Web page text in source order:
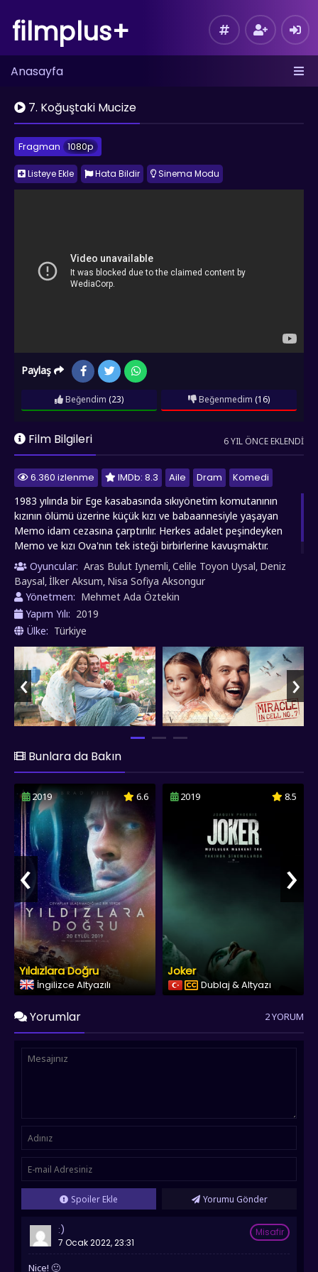
filmplus+
Anasayfa
7. Koğuştaki Mucize
Fragman 1080p
Listeye Ekle Hata Bildir Sinema Modu
Paylaş
Beğendim (23) Beğenmedim (16)
Film Bilgileri 6 YIL ÖNCE EKLENDI
6.360 izlenme IMDb: 8.3 Aile Dram
Komedi
1983 yılında bir Ege kasabasında sıkıyönetim komutanının
kızının ölümü üzerine küçük kızı ve babaannesiyle yaşayan
Memo idam cezasına çarptırılır. Herkes adalet peşindeyken
Memo ve kızı Ova'nın tek isteği birbirlerine kavuşmaktır.
Adaletin gerçekleşmesi için ise bir mucize gerekmektedir.
Oyuncular: Aras Bulut Iynemli,Celile Toyon Uysal, Deniz
Baysal,İlker Aksum, Nisa Sofiya Aksongur
Yönetmen: Mehmet Ada Öztekin
Yapım Yılı: 2019
Ülke: Türkiye
‹ ›
Bunlara da Bakın
2019 6.6
Yıldızlara Doğru
İngilizce Altyazılı
2019 8.5
Joker
Dublaj & Altyazı
‹ ›
Yorumlar 2 YORUM
Spoiler Ekle Yorumu Gönder
:)
Misafir
7 Ocak 2022, 23:31
Nice! 🙂